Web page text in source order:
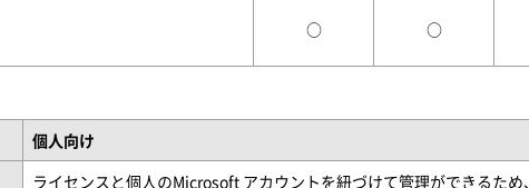
○ ○
個人向け
ライセンスと個人のMicrosoft アカウントを紐づけて管理ができるため、